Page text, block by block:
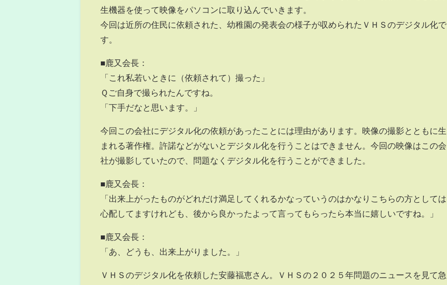
生機器を使って映像をパソコンに取り込んでいきます。
今回は近所の住民に依頼された、幼稚園の発表会の様子が収められたＶＨＳのデジタル化で
す。
■鹿又会長：
「これ私若いときに（依頼されて）撮った」
Ｑご自身で撮られたんですね。
「下手だなと思います。」
今回この会社にデジタル化の依頼があったことには理由があります。映像の撮影とともに生
まれる著作権。許諾などがないとデジタル化を行うことはできません。今回の映像はこの会
社が撮影していたので、問題なくデジタル化を行うことができました。
■鹿又会長：
「出来上がったものがどれだけ満足してくれるかなっていうのはかなりこちらの方としては
心配してますけれども、後から良かったよって言ってもらったら本当に嬉しいですね。」
■鹿又会長：
「あ、どうも、出来上がりました。」
ＶＨＳのデジタル化を依頼した安藤福恵さん。ＶＨＳの２０２５年問題のニュースを見て急